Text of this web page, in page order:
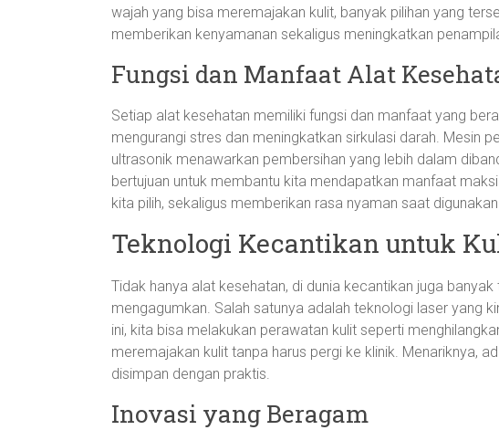
wajah yang bisa meremajakan kulit, banyak pilihan yang
memberikan kenyamanan sekaligus meningkatkan
Fungsi dan Manfaat Alat
Setiap alat kesehatan memiliki fungsi dan manfaat yang
mengurangi stres dan meningkatkan sirkulasi darah. Mesin
ultrasonik menawarkan pembersihan yang lebih dalam
bertujuan untuk membantu kita mendapatkan manfaat
kita pilih, sekaligus memberikan rasa nyaman saat
Teknologi Kecantikan untuk
Tidak hanya alat kesehatan, di dunia kecantikan juga
mengagumkan. Salah satunya adalah teknologi laser yang
ini, kita bisa melakukan perawatan kulit seperti
meremajakan kulit tanpa harus pergi ke klinik. Menariknya,
disimpan dengan praktis.
Inovasi yang Beragam